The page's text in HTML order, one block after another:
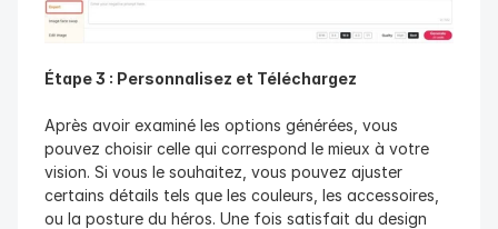
Étape 3 : Personnalisez et Téléchargez
Après avoir examiné les options générées, vous
pouvez choisir celle qui correspond le mieux à votre
vision. Si vous le souhaitez, vous pouvez ajuster
certains détails tels que les couleurs, les accessoires,
ou la posture du héros. Une fois satisfait du design